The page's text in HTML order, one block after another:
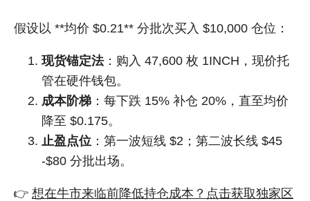
假设以 **均价 $0.21** 分批次买入 $10,000 仓位：
现货锚定法：购入 47,600 枚 1INCH，现价托
管在硬件钱包。
成本阶梯 ：每下跌 15% 补仓 20%，直至均价
降至 $0.175。
止盈点位 ：第一波短线 $2；第二波长线 $45
-$80 分批出场。
👉 想在牛市来临前降低持仓成本？点击获取独家区